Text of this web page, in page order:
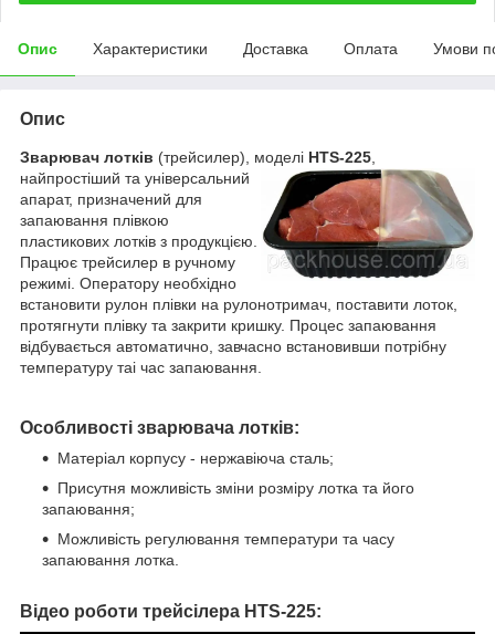
Опис Характеристики Доставка Оплата Умови
Опис
Зварювач лотків (трейсилер), моделі HTS-225
найпростіший та універсальний
апарат, призначений для
запаювання плівкою
пластикових лотків з продукцією.
Працює трейсилер в ручному
режимі. Оператору необхідно
встановити рулон плівки на рулонотримач, поставити лоток,
протягнути плівку та закрити кришку. Процес запаювання
відбувається автоматично, завчасно встановивши потрібну
температуру таі час запаювання.
Особливості зварювача лотків:
Матеріал корпусу - нержавіюча сталь;
Присутня можливість зміни розміру лотка та його
запаювання;
Можливість регулювання температури та часу
запаювання лотка.
Відео роботи трейсілера HTS-225: